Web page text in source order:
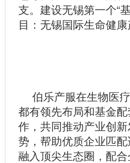
支。建设无锡第一个“
目：无锡国际生命健康
伯乐产服在生物医
都有领先布局和基金配
作，共同推动产业创新
势，帮助优质企业匹
融入顶尖生态圈，配